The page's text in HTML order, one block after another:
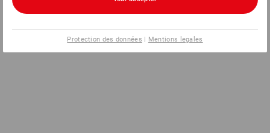
Protection des données | Mentions legales